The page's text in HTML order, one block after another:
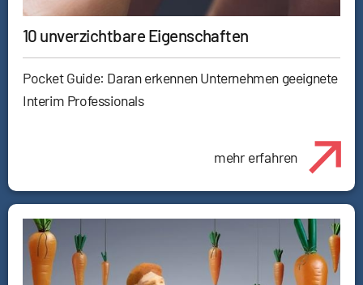
10 unverzichtbare Eigenschaften
Pocket Guide: Daran erkennen Unternehmen geeignete
Interim Professionals
mehr erfahren